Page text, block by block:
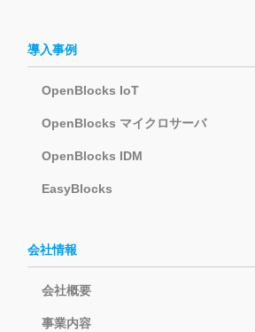
導入事例
OpenBlocks IoT
OpenBlocks マイクロサーバ
OpenBlocks IDM
EasyBlocks
会社情報
会社概要
事業内容